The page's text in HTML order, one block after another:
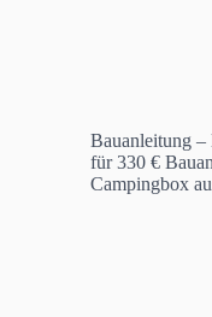
Bauanleitung
für 330 €
Campingbox